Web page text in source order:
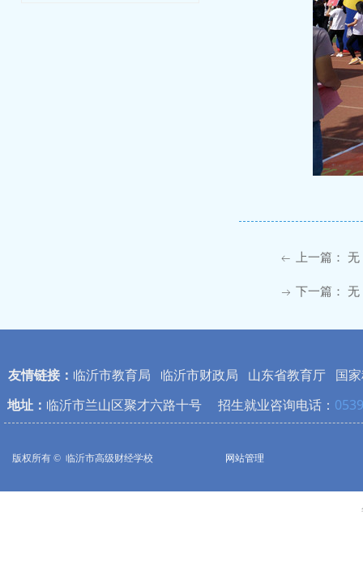
ꂃ 上一篇： 无
ꁹ 下一篇： 无
地址： 临沂市兰山区聚才六路十号 招生就业咨询电话：
友情链接： 临沂市教育局 临沂市财政局 山东省教育厅 国
版权所有 © 临沂市高级财经学校 网站管理